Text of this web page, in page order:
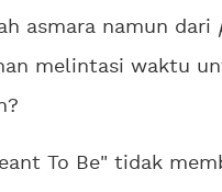
asmara namun dari
melintasi waktu
To Be" tidak